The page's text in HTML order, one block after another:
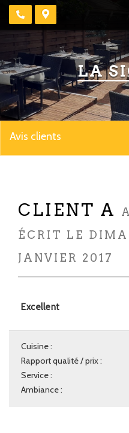
LA
Avis clients
CLIENT A
A
ÉCRIT LE
JANVIER 2017
Excellent
Cuisine :
Rapport qualité / prix :
Service :
Ambiance :